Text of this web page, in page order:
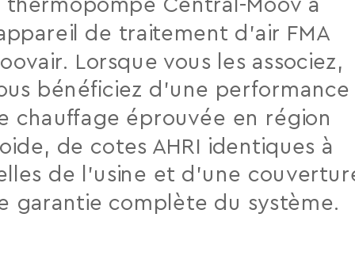
thermopompe Central-Moov à
de traitement d’air FMA
Lorsque vous les associez,
bénéficiez d’une performance
chauffage éprouvée en région
de cotes AHRI identiques à
de l’usine et d’une
garantie complète du système.